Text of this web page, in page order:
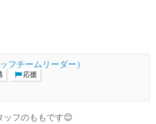
フチームリーダー）
応援
ッフのももです😊